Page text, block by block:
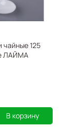
чайные 125
ЛАЙМА
В корзину